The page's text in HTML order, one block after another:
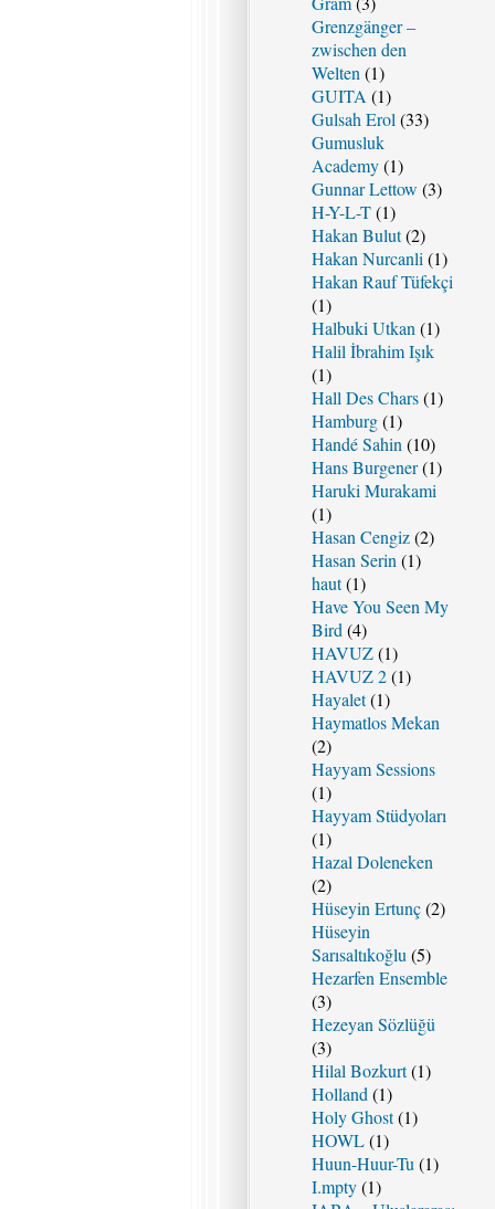
Grenzgänger –
zwischen den
Welten (1)
GUITA (1)
Gulsah Erol (33)
Gumusluk
Academy(1)
Gunnar Lettow (3)
H-Y-L-T(1)
Hakan Bulut(2)
Hakan Nurcanli (1)
Hakan Rauf Tüfekçi
(1)
Halbuki Utkan (1)
Halil İbrahim Işık
(1)
Hall Des Chars(1)
Hamburg(1)
Handé Sahin (10)
Hans Burgener(1)
Haruki Murakami
(1)
Hasan Cengiz(2)
Hasan Serin (1)
haut(1)
Have You Seen My
Bird (4)
HAVUZ(1)
HAVUZ 2(1)
Hayalet(1)
Haymatlos Mekan
(2)
Hayyam Sessions
(1)
Hayyam Stüdyoları
(1)
Hazal Doleneken
(2)
Hüseyin Ertunç(2)
Hüseyin
Sarısaltıkoğlu (5)
Hezarfen Ensemble
(3)
Hezeyan Sözlüğü
(3)
Hilal Bozkurt(1)
Holland (1)
Holy Ghost(1)
HOWL(1)
Huun-Huur-Tu (1)
I.mpty(1)